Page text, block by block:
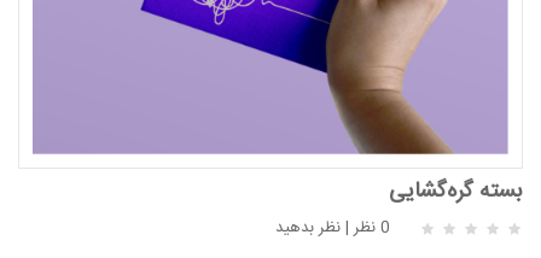
بسته گره‌گشایی
|نظر بدهید